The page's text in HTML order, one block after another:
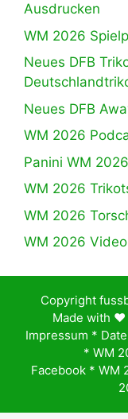
Ausdrucken
WM 2026
Neues DFB
Neues DFB
WM 2026
Panini WM
WM 2026
WM 2026
WM 2026
Copyright
Made with ♥️
Impressum *
* WM
Facebook * WM